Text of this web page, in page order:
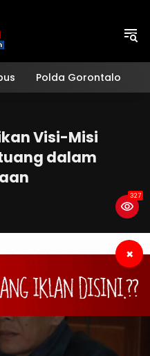
Polda Gorontalo
Visi-Misi
dalam
327
×